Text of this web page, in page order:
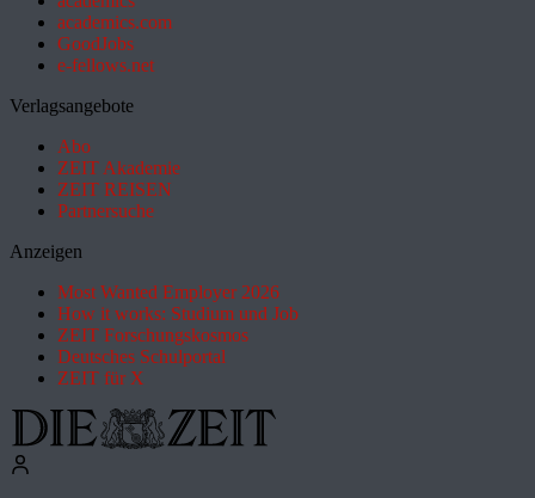
academics.com
GoodJobs
e-fellows.net
Verlagsangebote
Abo
ZEIT Akademie
ZEIT REISEN
Partnersuche
Anzeigen
Most Wanted Employer 2026
How it works: Studium und Job
ZEIT Forschungskosmos
Deutsches Schulportal
ZEIT für X